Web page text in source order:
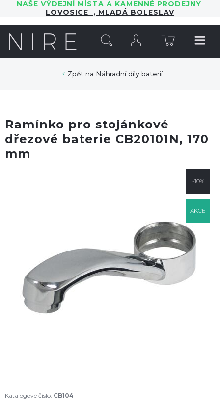
NAŠE VÝDEJNÍ MÍSTA A KAMENNÉ PRODEJNY
LOVOSICE , MLADÁ BOLESLAV
Náhradní díly baterií
Ramínko pro stojánkové
dřezové baterie CB20101N, 170
mm
-10%
AKCE
Katalogové číslo: CB104